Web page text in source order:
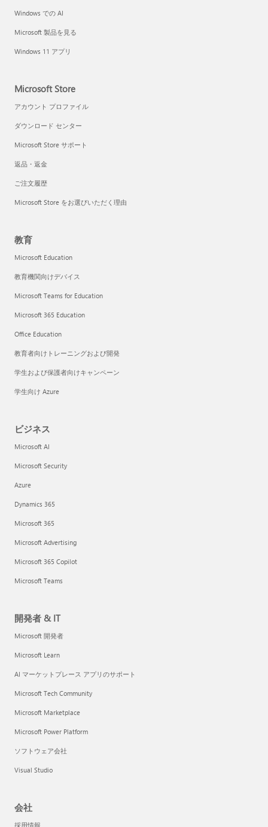
Windows での AI
Microsoft 製品を見る
Windows 11 アプリ
Microsoft Store
アカウント プロファイル
ダウンロード センター
Microsoft Store サポート
返品・返金
ご注文履歴
Microsoft Store をお選びいただく理由
教育
Microsoft Education
教育機関向けデバイス
Microsoft Teams for Education
Microsoft 365 Education
Office Education
教育者向けトレーニングおよび開発
学生および保護者向けキャンペーン
学生向け Azure
ビジネス
Microsoft AI
Microsoft Security
Azure
Dynamics 365
Microsoft 365
Microsoft Advertising
Microsoft 365 Copilot
Microsoft Teams
開発者 & IT
Microsoft 開発者
Microsoft Learn
AI マーケットプレース アプリのサポート
Microsoft Tech Community
Microsoft Marketplace
Microsoft Power Platform
ソフトウェア会社
Visual Studio
会社
採用情報